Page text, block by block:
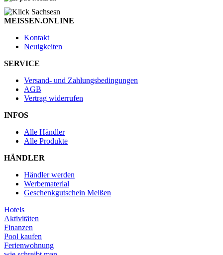
MEISSEN.ONLINE
Kontakt
Neuigkeiten
SERVICE
Versand- und Zahlungsbedingungen
AGB
Vertrag widerrufen
INFOS
Alle Händler
Alle Produkte
HÄNDLER
Händler werden
Werbematerial
Geschenkgutschein Meißen
Hotels
Aktivitäten
Finanzen
Pool kaufen
Ferienwohnung